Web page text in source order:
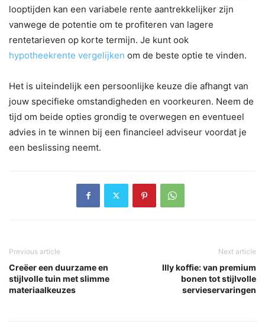
looptijden kan een variabele rente aantrekkelijker zijn
vanwege de potentie om te profiteren van lagere
rentetarieven op korte termijn. Je kunt ook
hypotheekrente vergelijken om de beste optie te vinden.
Het is uiteindelijk een persoonlijke keuze die afhangt van
jouw specifieke omstandigheden en voorkeuren. Neem de
tijd om beide opties grondig te overwegen en eventueel
advies in te winnen bij een financieel adviseur voordat je
een beslissing neemt.
Previous article
Creëer een duurzame en
stijlvolle tuin met slimme
materiaalkeuzes
Next article
Illy koffie: van premium
bonen tot stijlvolle
servieservaringen